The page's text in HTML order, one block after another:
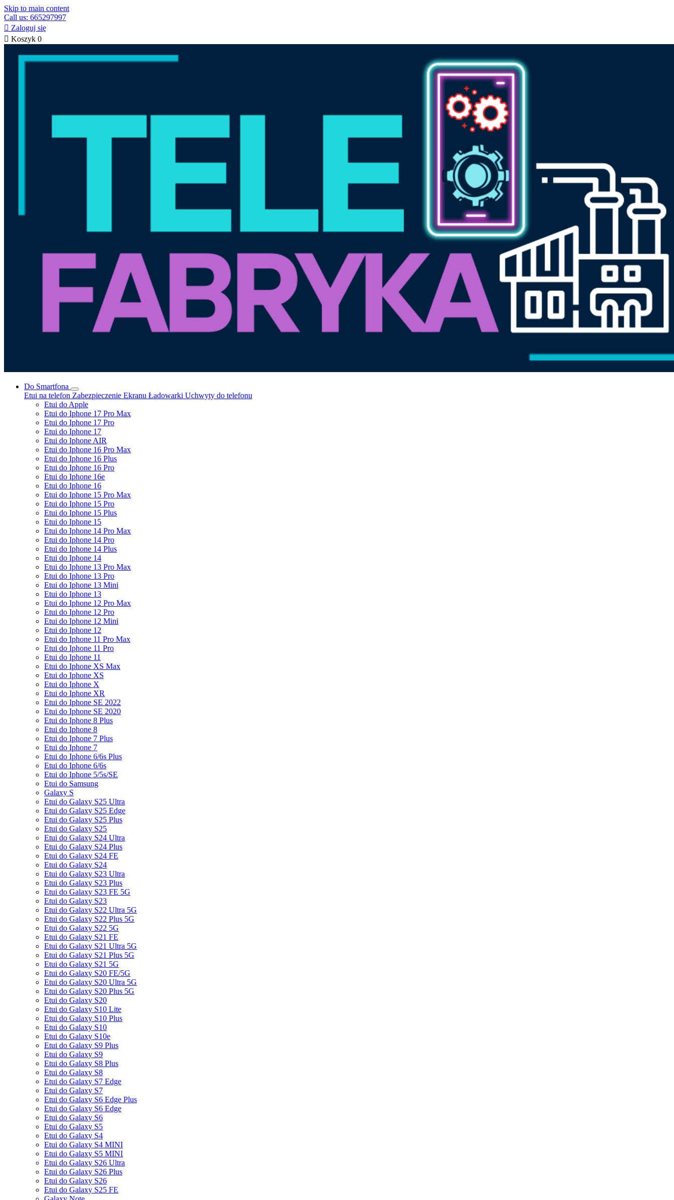
Skip to main content
Call us: 665297997
 Zaloguj się
 Koszyk 0
Do Smartfona
Etui na telefon Zabezpieczenie Ekranu Ładowarki Uchwyty do telefonu
Etui do Apple
Etui do Iphone 17 Pro Max
Etui do Iphone 17 Pro
Etui do Iphone 17
Etui do Iphone AIR
Etui do Iphone 16 Pro Max
Etui do Iphone 16 Plus
Etui do Iphone 16 Pro
Etui do Iphone 16e
Etui do Iphone 16
Etui do Iphone 15 Pro Max
Etui do Iphone 15 Pro
Etui do Iphone 15 Plus
Etui do Iphone 15
Etui do Iphone 14 Pro Max
Etui do Iphone 14 Pro
Etui do Iphone 14 Plus
Etui do Iphone 14
Etui do Iphone 13 Pro Max
Etui do Iphone 13 Pro
Etui do Iphone 13 Mini
Etui do Iphone 13
Etui do Iphone 12 Pro Max
Etui do Iphone 12 Pro
Etui do Iphone 12 Mini
Etui do Iphone 12
Etui do Iphone 11 Pro Max
Etui do Iphone 11 Pro
Etui do Iphone 11
Etui do Iphone XS Max
Etui do Iphone XS
Etui do Iphone X
Etui do Iphone XR
Etui do Iphone SE 2022
Etui do Iphone SE 2020
Etui do Iphone 8 Plus
Etui do Iphone 8
Etui do Iphone 7 Plus
Etui do Iphone 7
Etui do Iphone 6/6s Plus
Etui do Iphone 6/6s
Etui do Iphone 5/5s/SE
Etui do Samsung
Galaxy S
Etui do Galaxy S25 Ultra
Etui do Galaxy S25 Edge
Etui do Galaxy S25 Plus
Etui do Galaxy S25
Etui do Galaxy S24 Ultra
Etui do Galaxy S24 Plus
Etui do Galaxy S24 FE
Etui do Galaxy S24
Etui do Galaxy S23 Ultra
Etui do Galaxy S23 Plus
Etui do Galaxy S23 FE 5G
Etui do Galaxy S23
Etui do Galaxy S22 Ultra 5G
Etui do Galaxy S22 Plus 5G
Etui do Galaxy S22 5G
Etui do Galaxy S21 FE
Etui do Galaxy S21 Ultra 5G
Etui do Galaxy S21 Plus 5G
Etui do Galaxy S21 5G
Etui do Galaxy S20 FE/5G
Etui do Galaxy S20 Ultra 5G
Etui do Galaxy S20 Plus 5G
Etui do Galaxy S20
Etui do Galaxy S10 Lite
Etui do Galaxy S10 Plus
Etui do Galaxy S10
Etui do Galaxy S10e
Etui do Galaxy S9 Plus
Etui do Galaxy S9
Etui do Galaxy S8 Plus
Etui do Galaxy S8
Etui do Galaxy S7 Edge
Etui do Galaxy S7
Etui do Galaxy S6 Edge Plus
Etui do Galaxy S6 Edge
Etui do Galaxy S6
Etui do Galaxy S5
Etui do Galaxy S4
Etui do Galaxy S4 MINI
Etui do Galaxy S5 MINI
Etui do Galaxy S26 Ultra
Etui do Galaxy S26 Plus
Etui do Galaxy S26
Etui do Galaxy S25 FE